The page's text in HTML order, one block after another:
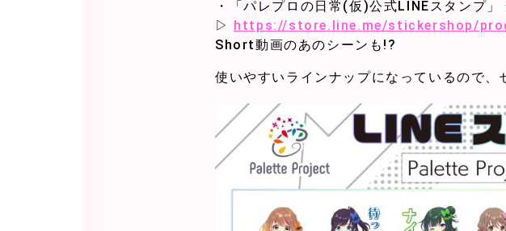
・「パレプロの日常(仮)公式LINEスタンプ」
▷ https://store.line.me/stickershop/
Short動画のあのシーンも!?
使いやすいラインナップになっているので